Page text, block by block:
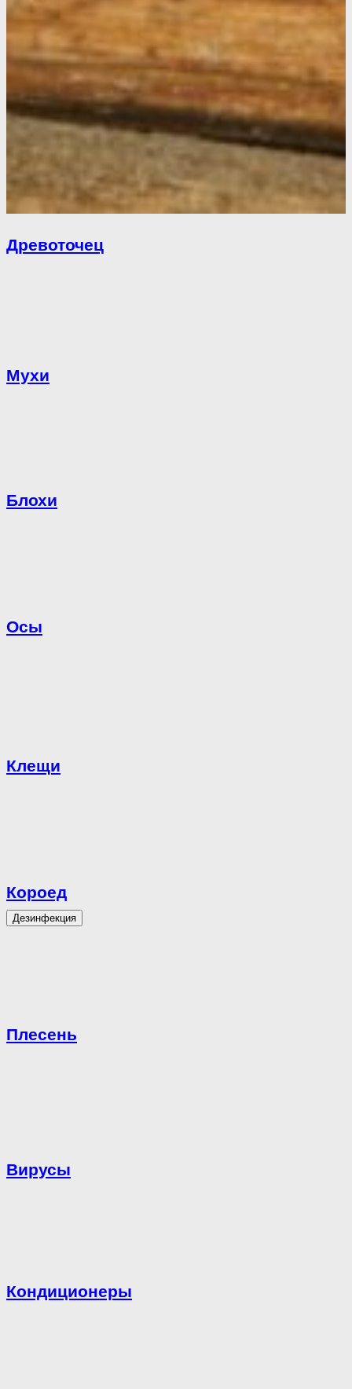
Древоточец
Мухи
Блохи
Осы
Клещи
Короед
Дезинфекция
Плесень
Вирусы
Кондиционеры